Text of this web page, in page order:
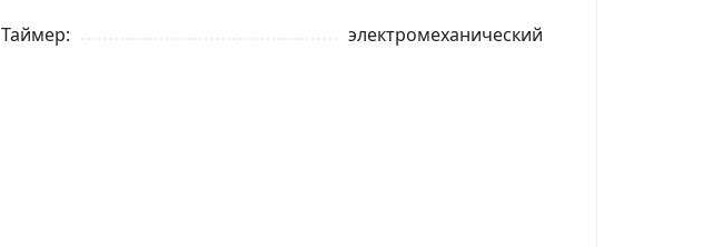
Таймер электромеханический